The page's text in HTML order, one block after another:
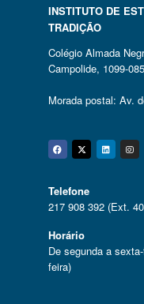
INSTITUTO DE
TRADIÇÃO
Colégio Almada
Campolide, 1099-
Morada postal: Av.
Twitter
Telefone
217 908 392 (Ext.
Horário
De segunda a
feira)